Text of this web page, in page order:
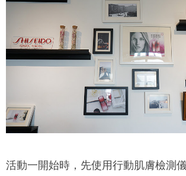
活動一開始時，先使用行動肌膚檢測